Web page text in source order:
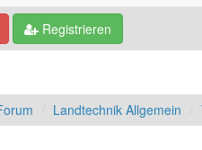
Registrieren
Landtechnik Allgemein